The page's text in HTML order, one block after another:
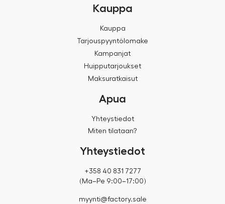
Kauppa
Kauppa
Tarjouspyyntölomake
Kampanjat
Huipputarjoukset
Maksuratkaisut
Apua
Yhteystiedot
Miten tilataan?
Yhteystiedot
+358 40 831 7277
(Ma–Pe 9:00–17:00)
myynti@factory.sale